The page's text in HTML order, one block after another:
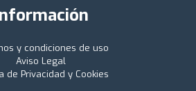
y condiciones de uso
Aviso Legal
de Privacidad y Cookies